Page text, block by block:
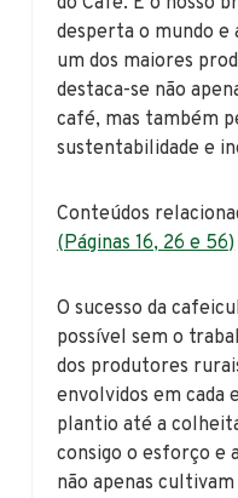
desperta o mundo e
um dos maiores
destaca-se não
café, mas também
sustentabilidade e
Conteúdos
(Páginas 16, 26 e 56)
O sucesso da
possível sem o
dos produtores
envolvidos em cada
plantio até a
consigo o esforço e
não apenas